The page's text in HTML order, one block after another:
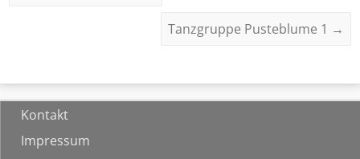
Tanzgruppe Pusteblume 1 →
Kontakt
Impressum